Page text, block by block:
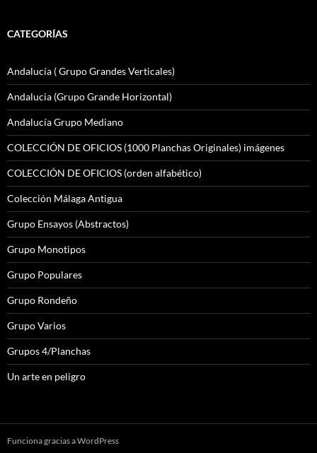
CATEGORÍAS
Andalucía ( Grupo Grandes Verticales)
Andalucia (Grupo Grande Horizontal)
Andalucía Grupo Mediano
COLECCIÓN DE OFICIOS (1000 Planchas Originales) imágenes
COLECCIÓN DE OFICIOS (orden alfabético)
Colección Málaga Antigua
Grupo Ensayos (Abstractos)
Grupo Monotipos
Grupo Populares
Grupo Rondeño
Grupo Varios
Grupos 4/Planchas
Un arte en peligro
Funciona gracias a WordPress